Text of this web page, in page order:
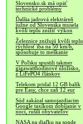
Slovensko.sk má opäť
technické problémy
Ďalšia jadrová elektráreň
južne od Slovenska musela
kvôli teplu znížiť výkon
Železnice znižujú kvôli teplu
rýchlosť iba na 50 km/h,
spôsobuje to meškanie
V Poľsku spustili takmer
gigawatthodinové úložisko,
z LiFePO4 článkov
Telekom pridal 12 GB balík
pre Easy, chce zaň 12 eur
Súd zakázal samojazdiacim
Google taxíkom dobíjanie v
noci, rušili obyvateľov
NASA na diaľku na sonde